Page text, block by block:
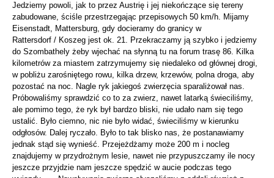
Jedziemy powoli, jak to przez Austrię i jej niekończące się tereny
zabudowane, ściśle przestrzegając przepisowych 50 km/h. Mijamy
Eisenstadt, Mattersburg, gdy docieramy do granicy w
Rattersdorf / Koszeg jest ok. 21. Przekraczamy ją szybko i jedziemy
do Szombathely żeby wjechać na słynną tu na forum trasę 86. Kilka
kilometrów za miastem zatrzymujemy się niedaleko od głównej drogi,
w pobliżu zarośniętego rowu, kilka drzew, krzewów, polna droga, aby
pozostać na noc. Nagle ryk jakiegoś zwierzęcia sparaliżował nas.
Próbowaliśmy sprawdzić co to za zwierz, nawet latarką świeciliśmy,
ale pomimo tego, że ryk był bardzo bliski, nie udało nam się tego
ustalić. Było ciemno, nic nie było widać, świeciliśmy w kierunku
odgłosów. Dalej ryczało. Było to tak blisko nas, że postanawiamy
jednak stąd się wynieść. Przejeżdżamy może 200 m i nocleg
znajdujemy w przydrożnym lesie, nawet nie przypuszczamy ile nocy
jeszcze przyjdzie nam jeszcze spędzić w aucie podczas tego